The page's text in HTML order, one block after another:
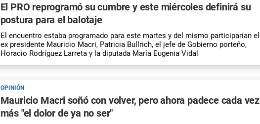
El PRO reprogramó su cumbre y este miércoles definirá su
postura para el balotaje
El encuentro estaba programado para este martes y del mismo participarían el
ex presidente Mauricio Macri, Patricia Bullrich, el jefe de Gobierno porteño,
Horacio Rodríguez Larreta y la diputada María Eugenia Vidal
OPINIÓN
Mauricio Macri soñó con volver, pero ahora padece cada vez
más "el dolor de ya no ser"